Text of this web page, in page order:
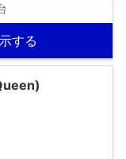
する